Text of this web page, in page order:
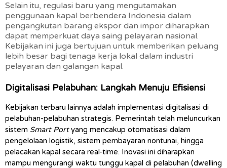
Selain itu, regulasi baru yang mengutamakan
penggunaan kapal berbendera Indonesia dalam
pengangkutan barang ekspor dan impor diharapkan
dapat memperkuat daya saing pelayaran nasional.
Kebijakan ini juga bertujuan untuk memberikan peluang
lebih besar bagi tenaga kerja lokal dalam industri
pelayaran dan galangan kapal.
Digitalisasi Pelabuhan: Langkah Menuju Efisiensi
Kebijakan terbaru lainnya adalah implementasi digitalisasi di
pelabuhan-pelabuhan strategis. Pemerintah telah meluncurkan
sistem Smart Port yang mencakup otomatisasi dalam
pengelolaan logistik, sistem pembayaran nontunai, hingga
pelacakan kapal secara real-time. Inovasi ini diharapkan
mampu mengurangi waktu tunggu kapal di pelabuhan (dwelling